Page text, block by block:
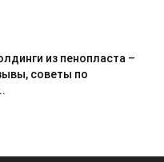
из пенопласта –
советы по